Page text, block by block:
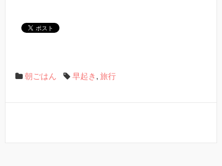
朝ごはん 早起き , 旅行